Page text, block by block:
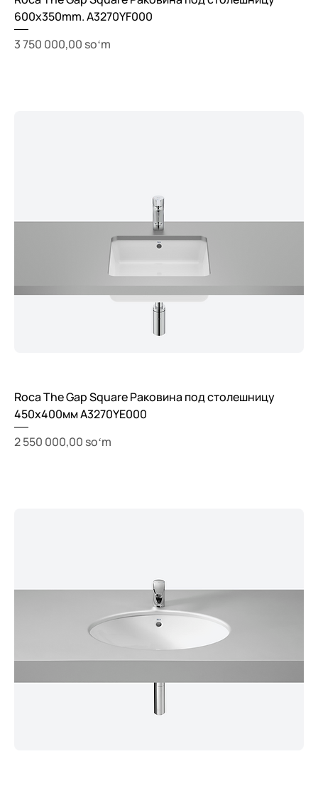
600x350mm. A3270YF000
Price
3 750 000,00 soʻm
Roca The Gap Square Раковина под столешницу
450x400мм A3270YE000
Price
2 550 000,00 soʻm